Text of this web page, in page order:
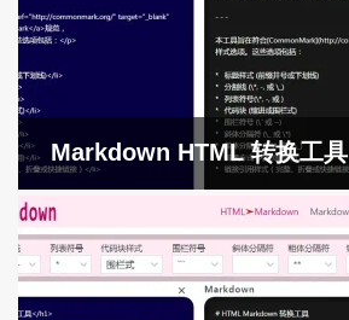
Markdown HTML 转换工具